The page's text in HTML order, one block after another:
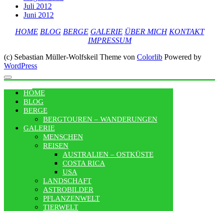
Juli 2012
Juni 2012
HOME BLOG BERGE GALERIE ÜBER MICH KONTAKT
IMPRESSUM
(c) Sebastian Müller-Wolfskeil Theme von Colorlib Powered by
WordPress
HOME
BLOG
BERGE
BERGTOUREN – WANDERUNGEN
GALERIE
MENSCHEN
REISEN
AUSTRALIEN – OSTKÜSTE
COSTA RICA
USA
LANDSCHAFT
ASTROBILDER
PFLANZENWELT
TIERWELT